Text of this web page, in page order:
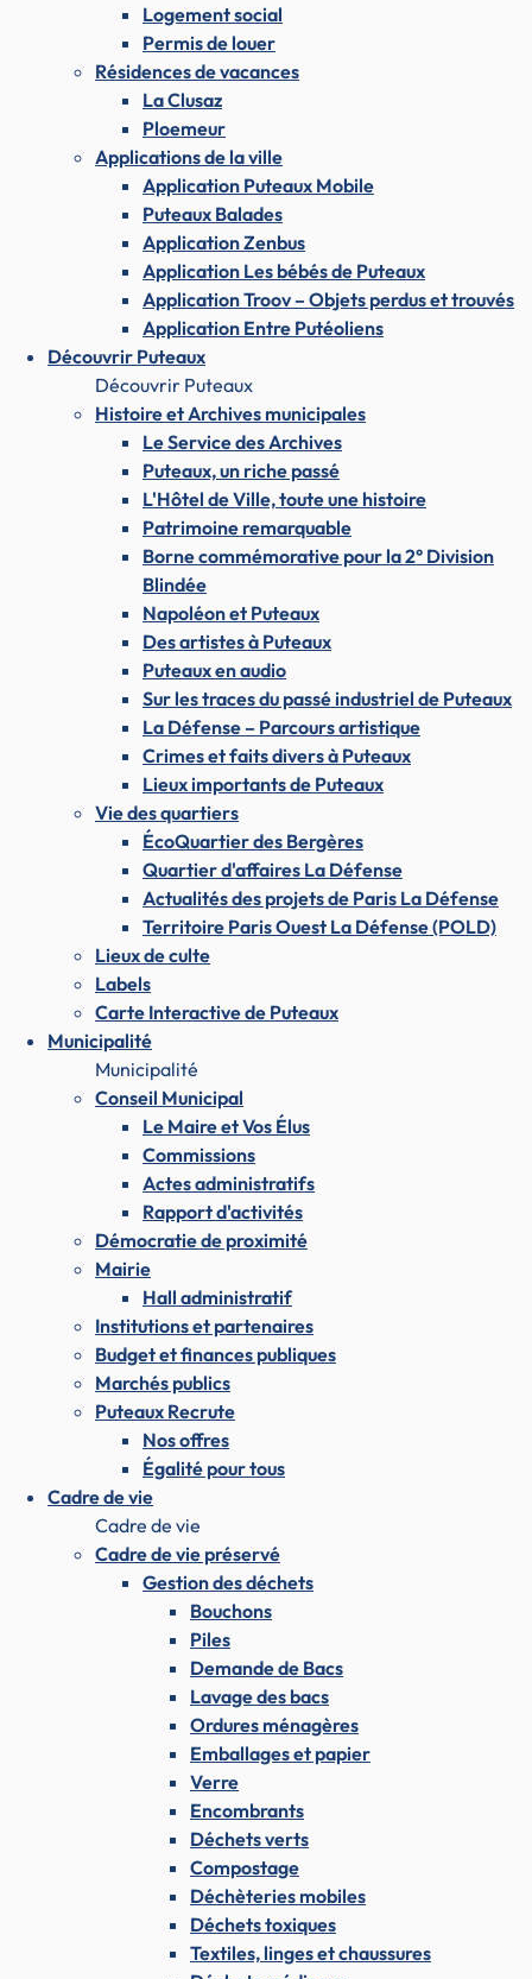
Logement social
Permis de louer
Résidences de vacances
La Clusaz
Ploemeur
Applications de la ville
Application Puteaux Mobile
Puteaux Balades
Application Zenbus
Application Les bébés de Puteaux
Application Troov – Objets perdus et trouvés
Application Entre Putéoliens
Découvrir Puteaux
Découvrir Puteaux
Histoire et Archives municipales
Le Service des Archives
Puteaux, un riche passé
L'Hôtel de Ville, toute une histoire
Patrimoine remarquable
Borne commémorative pour la 2° Division
Blindée
Napoléon et Puteaux
Des artistes à Puteaux
Puteaux en audio
Sur les traces du passé industriel de Puteaux
La Défense – Parcours artistique
Crimes et faits divers à Puteaux
Lieux importants de Puteaux
Vie des quartiers
ÉcoQuartier des Bergères
Quartier d'affaires La Défense
Actualités des projets de Paris La Défense
Territoire Paris Ouest La Défense (POLD)
Lieux de culte
Labels
Carte Interactive de Puteaux
Municipalité
Municipalité
Conseil Municipal
Le Maire et Vos Élus
Commissions
Actes administratifs
Rapport d'activités
Démocratie de proximité
Mairie
Hall administratif
Institutions et partenaires
Budget et finances publiques
Marchés publics
Puteaux Recrute
Nos offres
Égalité pour tous
Cadre de vie
Cadre de vie
Cadre de vie préservé
Gestion des déchets
Bouchons
Piles
Demande de Bacs
Lavage des bacs
Ordures ménagères
Emballages et papier
Verre
Encombrants
Déchets verts
Compostage
Déchèteries mobiles
Déchets toxiques
Textiles, linges et chaussures